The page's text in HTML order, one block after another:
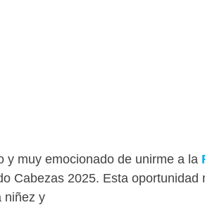
y muy emocionado de unirme a la
Cabezas 2025. Esta oportunidad
niñez y